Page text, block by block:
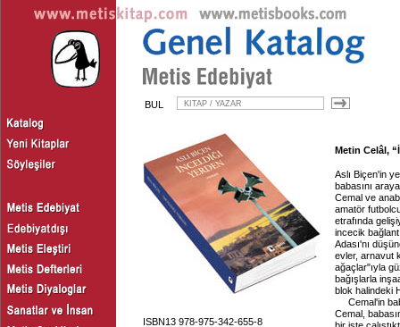
BUL
ISBN13 978-975-342-655-8
Metin Celâl,
Aslı Biçen'in
babasını
Cemal ve
amatör
etrafında
incecik
Adası'nı
evler, arnavut
ağaçlar"ıyla
bağışlarla
blok halindeki
Cemal'in
Cemal,